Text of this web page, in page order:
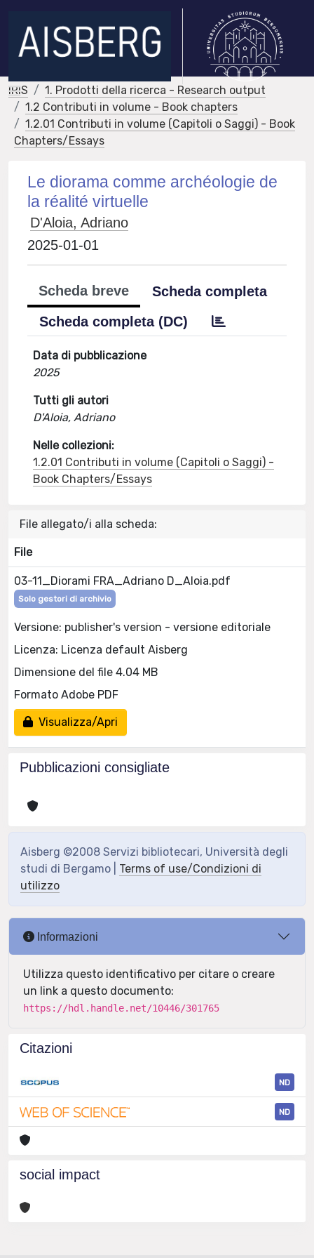
IRIS
1. Prodotti della ricerca - Research output
1.2 Contributi in volume - Book chapters
1.2.01 Contributi in volume (Capitoli o Saggi) - Book
Chapters/Essays
Le diorama comme archéologie de
la réalité virtuelle
D'Aloia, Adriano
2025-01-01
Scheda breve
Scheda completa
Scheda completa (DC)
Data di pubblicazione
2025
Tutti gli autori
D'Aloia, Adriano
Nelle collezioni:
1.2.01 Contributi in volume (Capitoli o Saggi) -
Book Chapters/Essays
File allegato/i alla scheda:
File
03-11_Diorami FRA_Adriano D_Aloia.pdf
Solo gestori di archivio
Versione: publisher's version - versione editoriale
Licenza: Licenza default Aisberg
Dimensione del file 4.04 MB
Formato Adobe PDF
Visualizza/Apri
Pubblicazioni consigliate
Aisberg ©2008 Servizi bibliotecari, Università degli
studi di Bergamo | Terms of use/Condizioni di
utilizzo
Informazioni
Utilizza questo identificativo per citare o creare
un link a questo documento:
https://hdl.handle.net/10446/301765
Citazioni
ND
ND
social impact